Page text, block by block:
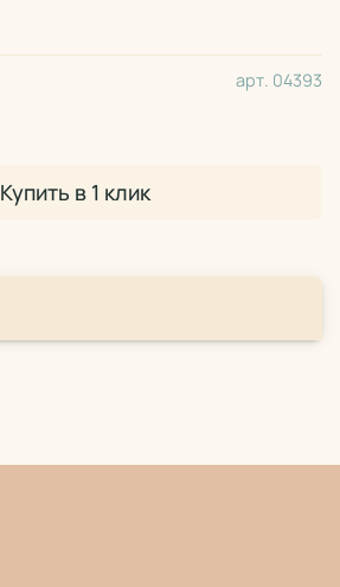
арт. 04393
Купить в 1 клик